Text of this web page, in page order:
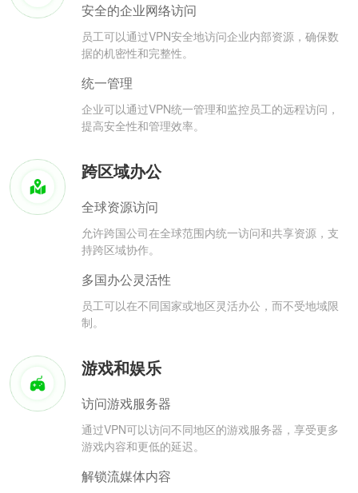
安全的企业网络访问
员工可以通过VPN安全地访问企业内部资源，确保数
据的机密性和完整性。
统一管理
企业可以通过VPN统一管理和监控员工的远程访问，
提高安全性和管理效率。
跨区域办公
全球资源访问
允许跨国公司在全球范围内统一访问和共享资源，支
持跨区域协作。
多国办公灵活性
员工可以在不同国家或地区灵活办公，而不受地域限
制。
游戏和娱乐
访问游戏服务器
通过VPN可以访问不同地区的游戏服务器，享受更多
游戏内容和更低的延迟。
解锁流媒体内容